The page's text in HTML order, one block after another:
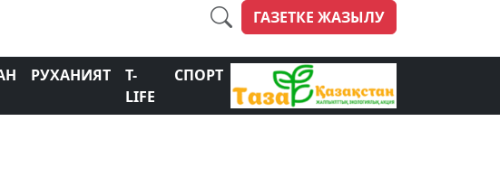
ГАЗЕТКЕ ЖАЗЫЛУ
РУХАНИЯТ
T-
LIFE
СПОРТ